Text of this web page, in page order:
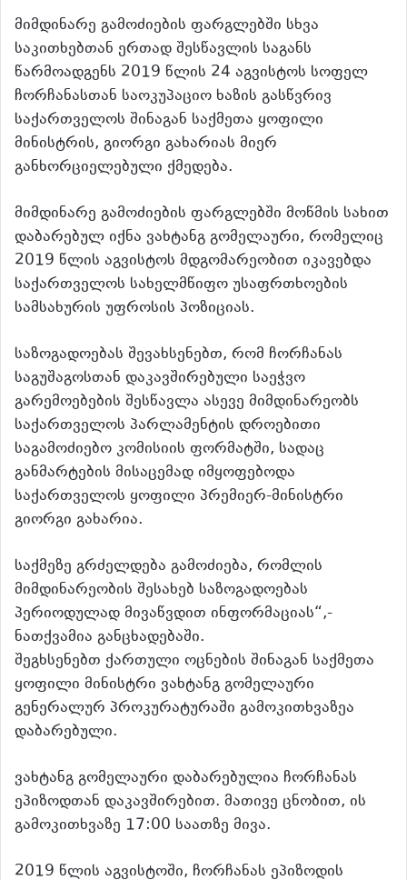
მიმდინარე გამოძიების ფარგლებში სხვა
საკითხებთან ერთად შესწავლის საგანს
წარმოადგენს 2019 წლის 24 აგვისტოს სოფელ
ჩორჩანასთან საოკუპაციო ხაზის გასწვრივ
საქართველოს შინაგან საქმეთა ყოფილი
მინისტრის, გიორგი გახარიას მიერ
განხორციელებული ქმედება.
მიმდინარე გამოძიების ფარგლებში მოწმის სახით
დაბარებულ იქნა ვახტანგ გომელაური, რომელიც
2019 წლის აგვისტოს მდგომარეობით იკავებდა
საქართველოს სახელმწიფო უსაფრთხოების
სამსახურის უფროსის პოზიციას.
საზოგადოებას შევახსენებთ, რომ ჩორჩანას
საგუშაგოსთან დაკავშირებული საეჭვო
გარემოებების შესწავლა ასევე მიმდინარეობს
საქართველოს პარლამენტის დროებითი
საგამოძიებო კომისიის ფორმატში, სადაც
განმარტების მისაცემად იმყოფებოდა
საქართველოს ყოფილი პრემიერ-მინისტრი
გიორგი გახარია.
საქმეზე გრძელდება გამოძიება, რომლის
მიმდინარეობის შესახებ საზოგადოებას
პერიოდულად მივაწვდით ინფორმაციას“,-
ნათქვამია განცხადებაში.
შეგხსენებთ ქართული ოცნების შინაგან საქმეთა
ყოფილი მინისტრი ვახტანგ გომელაური
გენერალურ პროკურატურაში გამოკითხვაზეა
დაბარებული.
ვახტანგ გომელაური დაბარებულია ჩორჩანას
ეპიზოდთან დაკავშირებით. მათივე ცნობით, ის
გამოკითხვაზე 17:00 საათზე მივა.
2019 წლის აგვისტოში, ჩორჩანას ეპიზოდის